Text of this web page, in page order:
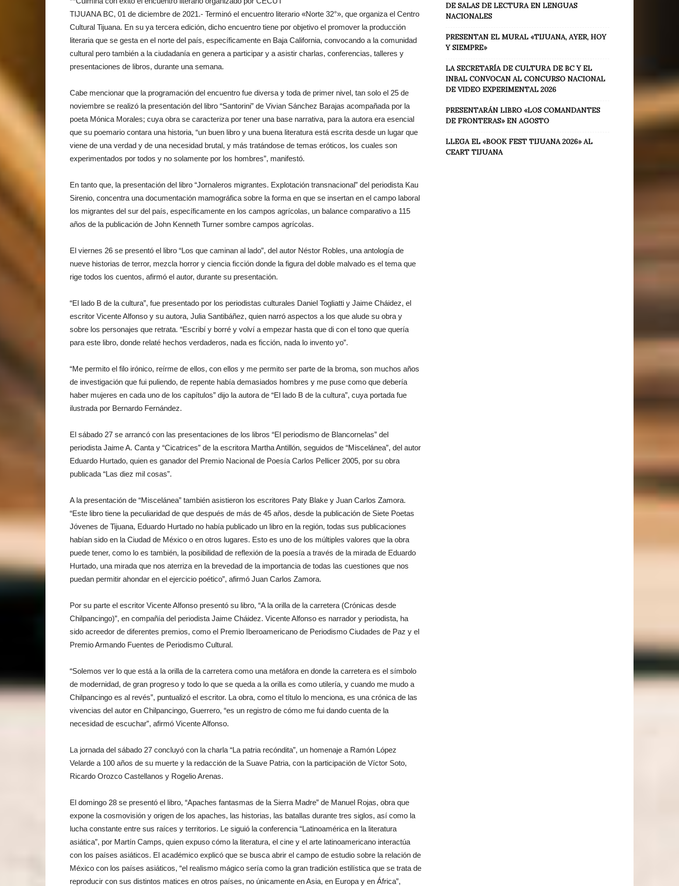
TIJUANA BC, 01 de diciembre de 2021.- Terminó el encuentro literario «Norte 32°», que organiza el Centro
Cultural Tijuana. En su ya tercera edición, dicho encuentro tiene por objetivo el promover la producción
literaria que se gesta en el norte del país, específicamente en Baja California, convocando a la comunidad
cultural pero también a la ciudadanía en genera a participar y a asistir charlas, conferencias, talleres y
presentaciones de libros, durante una semana.
Cabe mencionar que la programación del encuentro fue diversa y toda de primer nivel, tan solo el 25 de
noviembre se realizó la presentación del libro “Santorini” de Vivian Sánchez Barajas acompañada por la
poeta Mónica Morales; cuya obra se caracteriza por tener una base narrativa, para la autora era esencial
que su poemario contara una historia, “un buen libro y una buena literatura está escrita desde un lugar que
viene de una verdad y de una necesidad brutal, y más tratándose de temas eróticos, los cuales son
experimentados por todos y no solamente por los hombres”, manifestó.
En tanto que, la presentación del libro “Jornaleros migrantes. Explotación transnacional” del periodista Kau
Sirenio, concentra una documentación mamográfica sobre la forma en que se insertan en el campo laboral
los migrantes del sur del país, específicamente en los campos agrícolas, un balance comparativo a 115
años de la publicación de John Kenneth Turner sombre campos agrícolas.
El viernes 26 se presentó el libro “Los que caminan al lado”, del autor Néstor Robles, una antología de
nueve historias de terror, mezcla horror y ciencia ficción donde la figura del doble malvado es el tema que
rige todos los cuentos, afirmó el autor, durante su presentación.
“El lado B de la cultura”, fue presentado por los periodistas culturales Daniel Togliatti y Jaime Cháidez, el
escritor Vicente Alfonso y su autora, Julia Santibáñez, quien narró aspectos a los que alude su obra y
sobre los personajes que retrata. “Escribí y borré y volví a empezar hasta que di con el tono que quería
para este libro, donde relaté hechos verdaderos, nada es ficción, nada lo invento yo”.
“Me permito el filo irónico, reírme de ellos, con ellos y me permito ser parte de la broma, son muchos años
de investigación que fui puliendo, de repente había demasiados hombres y me puse como que debería
haber mujeres en cada uno de los capítulos” dijo la autora de “El lado B de la cultura”, cuya portada fue
ilustrada por Bernardo Fernández.
El sábado 27 se arrancó con las presentaciones de los libros “El periodismo de Blancornelas” del
periodista Jaime A. Canta y “Cicatrices” de la escritora Martha Antillón, seguidos de “Miscelánea”, del autor
Eduardo Hurtado, quien es ganador del Premio Nacional de Poesía Carlos Pellicer 2005, por su obra
publicada “Las diez mil cosas”.
A la presentación de “Miscelánea” también asistieron los escritores Paty Blake y Juan Carlos Zamora.
“Este libro tiene la peculiaridad de que después de más de 45 años, desde la publicación de Siete Poetas
Jóvenes de Tijuana, Eduardo Hurtado no había publicado un libro en la región, todas sus publicaciones
habían sido en la Ciudad de México o en otros lugares. Esto es uno de los múltiples valores que la obra
puede tener, como lo es también, la posibilidad de reflexión de la poesía a través de la mirada de Eduardo
Hurtado, una mirada que nos aterriza en la brevedad de la importancia de todas las cuestiones que nos
puedan permitir ahondar en el ejercicio poético”, afirmó Juan Carlos Zamora.
Por su parte el escritor Vicente Alfonso presentó su libro, “A la orilla de la carretera (Crónicas desde
Chilpancingo)”, en compañía del periodista Jaime Cháidez. Vicente Alfonso es narrador y periodista, ha
sido acreedor de diferentes premios, como el Premio Iberoamericano de Periodismo Ciudades de Paz y el
Premio Armando Fuentes de Periodismo Cultural.
“Solemos ver lo que está a la orilla de la carretera como una metáfora en donde la carretera es el símbolo
de modernidad, de gran progreso y todo lo que se queda a la orilla es como utilería, y cuando me mudo a
Chilpancingo es al revés”, puntualizó el escritor. La obra, como el título lo menciona, es una crónica de las
vivencias del autor en Chilpancingo, Guerrero, “es un registro de cómo me fui dando cuenta de la
necesidad de escuchar”, afirmó Vicente Alfonso.
La jornada del sábado 27 concluyó con la charla “La patria recóndita”, un homenaje a Ramón López
Velarde a 100 años de su muerte y la redacción de la Suave Patria, con la participación de Víctor Soto,
Ricardo Orozco Castellanos y Rogelio Arenas.
El domingo 28 se presentó el libro, “Apaches fantasmas de la Sierra Madre” de Manuel Rojas, obra que
expone la cosmovisión y origen de los apaches, las historias, las batallas durante tres siglos, así como la
lucha constante entre sus raíces y territorios. Le siguió la conferencia “Latinoamérica en la literatura
asiática”, por Martín Camps, quien expuso cómo la literatura, el cine y el arte latinoamericano interactúa
con los países asiáticos. El académico explicó que se busca abrir el campo de estudio sobre la relación de
México con los países asiáticos, “el realismo mágico sería como la gran tradición estilística que se trata de
reproducir con sus distintos matices en otros países, no únicamente en Asia, en Europa y en África”,
DE SALAS DE LECTURA EN LENGUAS
NACIONALES
PRESENTAN EL MURAL «TIJUANA, AYER, HOY
Y SIEMPRE»
LA SECRETARÍA DE CULTURA DE BC Y EL
INBAL CONVOCAN AL CONCURSO NACIONAL
DE VIDEO EXPERIMENTAL 2026
PRESENTARÁN LIBRO «LOS COMANDANTES
DE FRONTERAS» EN AGOSTO
LLEGA EL «BOOK FEST TIJUANA 2026» AL
CEART TIJUANA